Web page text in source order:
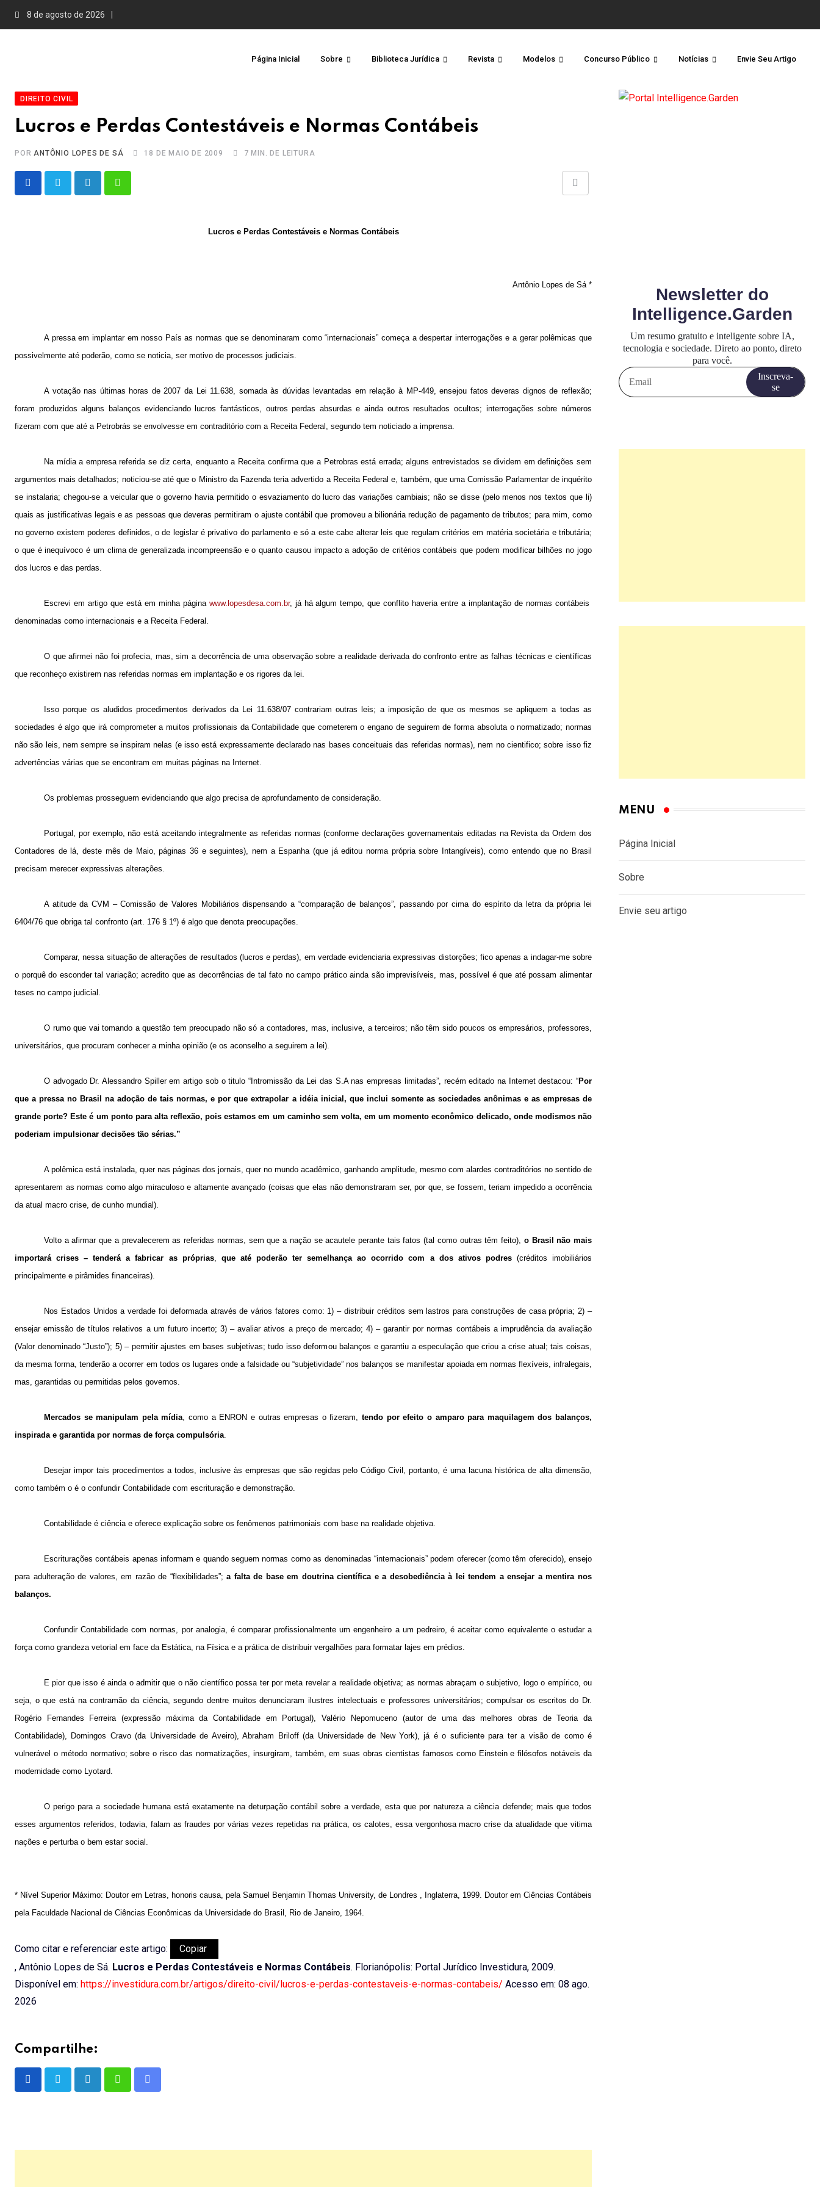
8 de agosto de 2026
Página Inicial Sobre Biblioteca Jurídica Revista Modelos Concurso Público Notícias Envie Seu Artigo
DIREITO CIVIL
Lucros e Perdas Contestáveis e Normas Contábeis
POR ANTÔNIO LOPES DE SÁ 18 DE MAIO DE 2009 7 MIN. DE LEITURA
LinkedInWhatsapp
Share
Lucros e Perdas Contestáveis e Normas Contábeis
Antônio Lopes de Sá *
A pressa em implantar em nosso País as normas que se denominaram como “internacionais” começa a despertar interrogações e a gerar polêmicas que
possivelmente até poderão, como se noticia, ser motivo de processos judiciais.
A votação nas últimas horas de 2007 da Lei 11.638, somada às dúvidas levantadas em relação à MP-449, ensejou fatos deveras dignos de reflexão;
foram produzidos alguns balanços evidenciando lucros fantásticos, outros perdas absurdas e ainda outros resultados ocultos; interrogações sobre números
fizeram com que até a Petrobrás se envolvesse em contraditório com a Receita Federal, segundo tem noticiado a imprensa.
Na mídia a empresa referida se diz certa, enquanto a Receita confirma que a Petrobras está errada; alguns entrevistados se dividem em definições sem
argumentos mais detalhados; noticiou-se até que o Ministro da Fazenda teria advertido a Receita Federal e, também, que uma Comissão Parlamentar de inquérito
se instalaria; chegou-se a veicular que o governo havia permitido o esvaziamento do lucro das variações cambiais; não se disse (pelo menos nos textos que li)
quais as justificativas legais e as pessoas que deveras permitiram o ajuste contábil que promoveu a bilionária redução de pagamento de tributos; para mim, como
no governo existem poderes definidos, o de legislar é privativo do parlamento e só a este cabe alterar leis que regulam critérios em matéria societária e tributária;
o que é inequívoco é um clima de generalizada incompreensão e o quanto causou impacto a adoção de critérios contábeis que podem modificar bilhões no jogo
dos lucros e das perdas.
Escrevi em artigo que está em minha página www.lopesdesa.com.br, já há algum tempo, que conflito haveria entre a implantação de normas contábeis
denominadas como internacionais e a Receita Federal.
O que afirmei não foi profecia, mas, sim a decorrência de uma observação sobre a realidade derivada do confronto entre as falhas técnicas e científicas
que reconheço existirem nas referidas normas em implantação e os rigores da lei.
Isso porque os aludidos procedimentos derivados da Lei 11.638/07 contrariam outras leis; a imposição de que os mesmos se apliquem a todas as
sociedades é algo que irá comprometer a muitos profissionais da Contabilidade que cometerem o engano de seguirem de forma absoluta o normatizado; normas
não são leis, nem sempre se inspiram nelas (e isso está expressamente declarado nas bases conceituais das referidas normas), nem no cientifico; sobre isso fiz
advertências várias que se encontram em muitas páginas na Internet.
Os problemas prosseguem evidenciando que algo precisa de aprofundamento de consideração.
Portugal, por exemplo, não está aceitando integralmente as referidas normas (conforme declarações governamentais editadas na Revista da Ordem dos
Contadores de lá, deste mês de Maio, páginas 36 e seguintes), nem a Espanha (que já editou norma própria sobre Intangíveis), como entendo que no Brasil
precisam merecer expressivas alterações.
A atitude da CVM – Comissão de Valores Mobiliários dispensando a “comparação de balanços”, passando por cima do espírito da letra da própria lei
6404/76 que obriga tal confronto (art. 176 § 1º) é algo que denota preocupações.
Comparar, nessa situação de alterações de resultados (lucros e perdas), em verdade evidenciaria expressivas distorções; fico apenas a indagar-me sobre
o porquê do esconder tal variação; acredito que as decorrências de tal fato no campo prático ainda são imprevisíveis, mas, possível é que até possam alimentar
teses no campo judicial.
O rumo que vai tomando a questão tem preocupado não só a contadores, mas, inclusive, a terceiros; não têm sido poucos os empresários, professores,
universitários, que procuram conhecer a minha opinião (e os aconselho a seguirem a lei).
O advogado Dr. Alessandro Spiller em artigo sob o titulo “Intromissão da Lei das S.A nas empresas limitadas”, recém editado na Internet destacou: “Por
que a pressa no Brasil na adoção de tais normas, e por que extrapolar a idéia inicial, que inclui somente as sociedades anônimas e as empresas de
grande porte? Este é um ponto para alta reflexão, pois estamos em um caminho sem volta, em um momento econômico delicado, onde modismos não
poderiam impulsionar decisões tão sérias.”
A polêmica está instalada, quer nas páginas dos jornais, quer no mundo acadêmico, ganhando amplitude, mesmo com alardes contraditórios no sentido de
apresentarem as normas como algo miraculoso e altamente avançado (coisas que elas não demonstraram ser, por que, se fossem, teriam impedido a ocorrência
da atual macro crise, de cunho mundial).
Volto a afirmar que a prevalecerem as referidas normas, sem que a nação se acautele perante tais fatos (tal como outras têm feito), o Brasil não mais
importará crises – tenderá a fabricar as próprias, que até poderão ter semelhança ao ocorrido com a dos ativos podres(créditos imobiliários
principalmente e pirâmides financeiras).
Nos Estados Unidos a verdade foi deformada através de vários fatores como: 1) – distribuir créditos sem lastros para construções de casa própria; 2) –
ensejar emissão de títulos relativos a um futuro incerto; 3) – avaliar ativos a preço de mercado; 4) – garantir por normas contábeis a imprudência da avaliação
(Valor denominado “Justo”); 5) – permitir ajustes em bases subjetivas; tudo isso deformou balanços e garantiu a especulação que criou a crise atual; tais coisas,
da mesma forma, tenderão a ocorrer em todos os lugares onde a falsidade ou “subjetividade” nos balanços se manifestar apoiada em normas flexíveis, infralegais,
mas, garantidas ou permitidas pelos governos.
Mercados se manipulam pela mídia , como a ENRON e outras empresas o fizeram,tendo por efeito o amparo para maquilagem dos balanços,
inspirada e garantida por normas de força compulsória
Desejar impor tais procedimentos a todos, inclusive às empresas que são regidas pelo Código Civil, portanto, é uma lacuna histórica de alta dimensão,
como também o é o confundir Contabilidade com escrituração e demonstração.
Contabilidade é ciência e oferece explicação sobre os fenômenos patrimoniais com base na realidade objetiva.
Escriturações contábeis apenas informam e quando seguem normas como as denominadas “internacionais” podem oferecer (como têm oferecido), ensejo
para adulteração de valores, em razão de “flexibilidades”;a falta de base em doutrina científica e a desobediência à lei tendem a ensejar a mentira nos
balanços.
Confundir Contabilidade com normas, por analogia, é comparar profissionalmente um engenheiro a um pedreiro, é aceitar como equivalente o estudar a
força como grandeza vetorial em face da Estática, na Física e a prática de distribuir vergalhões para formatar lajes em prédios.
E pior que isso é ainda o admitir que o não científico possa ter por meta revelar a realidade objetiva; as normas abraçam o subjetivo, logo o empírico, ou
seja, o que está na contramão da ciência, segundo dentre muitos denunciaram ilustres intelectuais e professores universitários; compulsar os escritos do Dr.
Rogério Fernandes Ferreira (expressão máxima da Contabilidade em Portugal), Valério Nepomuceno (autor de uma das melhores obras de Teoria da
Contabilidade), Domingos Cravo (da Universidade de Aveiro), Abraham Briloff (da Universidade de New York), já é o suficiente para ter a visão de como é
vulnerável o método normativo; sobre o risco das normatizações, insurgiram, também, em suas obras cientistas famosos como Einstein e filósofos notáveis da
modernidade como Lyotard.
O perigo para a sociedade humana está exatamente na deturpação contábil sobre a verdade, esta que por natureza a ciência defende; mais que todos
esses argumentos referidos, todavia, falam as fraudes por várias vezes repetidas na prática, os calotes, essa vergonhosa macro crise da atualidade que vitima
nações e perturba o bem estar social.
* Nível Superior Máximo: Doutor em Letras, honoris causa, pela Samuel Benjamin Thomas University, de Londres , Inglaterra, 1999. Doutor em Ciências Contábeis
pela Faculdade Nacional de Ciências Econômicas da Universidade do Brasil, Rio de Janeiro, 1964.
Como citar e referenciar este artigo:
Copiar
, Antônio Lopes de Sá. Lucros e Perdas Contestáveis e Normas Contábeis. Florianópolis: Portal Jurídico Investidura, 2009.
Disponível em: https://investidura.com.br/artigos/direito-civil/lucros-e-perdas-contestaveis-e-normas-contabeis/ Acesso em: 08 ago.
2026
Compartilhe:
LinkedInWhatsappShare